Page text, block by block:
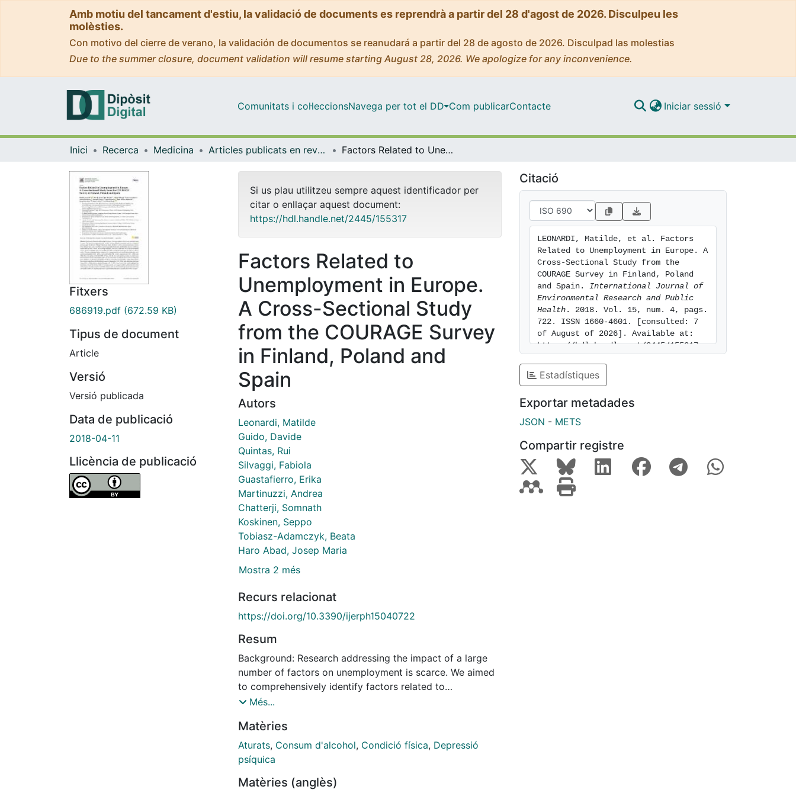
Amb motiu del tancament d'estiu, la validació de documents es reprendrà a partir del 28 d'agost de 2026. Disculpeu les
molèsties.
Con motivo del cierre de verano, la validación de documentos se reanudará a partir del 28 de agosto de 2026. Disculpad las molestias
Due to the summer closure, document validation will resume starting August 28, 2026. We apologize for any inconvenience.
Comunitats i col·leccionsNavega per tot el DD Com publicarContacte Iniciar sessió
Inici Recerca Medicina Articles publicats en revistes (Medicina) Factors Related to Unemployment in Europe. A Cross-Sectional Study from the COURAGE Survey in Finland, Poland and Spain
Fitxers
686919.pdf (672.59 KB)
Tipus de document
Article
Versió
Versió publicada
Data de publicació
2018-04-11
Llicència de publicació
Si us plau utilitzeu sempre aquest identificador per
citar o enllaçar aquest document:
https://hdl.handle.net/2445/155317
Factors Related to
Unemployment in Europe.
A Cross-Sectional Study
from the COURAGE Survey
in Finland, Poland and
Spain
Autors
Leonardi, Matilde
Guido, Davide
Quintas, Rui
Silvaggi, Fabiola
Guastafierro, Erika
Martinuzzi, Andrea
Chatterji, Somnath
Koskinen, Seppo
Tobiasz-Adamczyk, Beata
Haro Abad, Josep Maria
Mostra 2 més
Recurs relacionat
https://doi.org/10.3390/ijerph15040722
Resum
Background: Research addressing the impact of a large
number of factors on unemployment is scarce. We aimed
to comprehensively identify factors related to
unemployment in a sample of persons aged 18-64 from
study, factors from different areas were considered:
socio-demographic indicators, health habits, chronic
conditions, health state markers, vision and hearing
scores. Results: Complete data were available for 5003
Més...
Matèries
Aturats, Consum d'alcohol, Condició física, Depressió
psíquica
Matèries (anglès)
Citació
LEONARDI, Matilde, et al. Factors
Related to Unemployment in Europe. A
Cross-Sectional Study from the
COURAGE Survey in Finland, Poland
and Spain. International Journal of
Environmental Research and Public
Health . 2018. Vol. 15, num. 4, pags.
722. ISSN 1660-4601. [consulted: 7
of August of 2026]. Available at:
https://hdl.handle.net/2445/155317
Estadístiques
Exportar metadades
JSON - METS
Compartir registre